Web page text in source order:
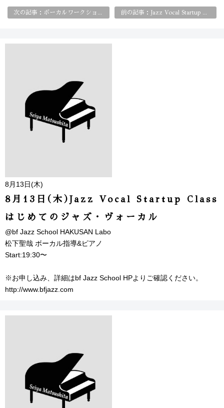
次の記事：ボーカルワークショップ 前の記事：Jazz Vocal Startup Class はじめてのジャズ・ヴォーカル
8月13日(木)
8月13日(木)Jazz Vocal Startup Class
はじめてのジャズ・ヴォーカル
@bf Jazz School HAKUSAN Labo
松下聖哉 ボーカル指導&ピアノ
Start:19:30〜
※お申し込み、詳細はbf Jazz School HPよりご確認ください。
http://www.bfjazz.com